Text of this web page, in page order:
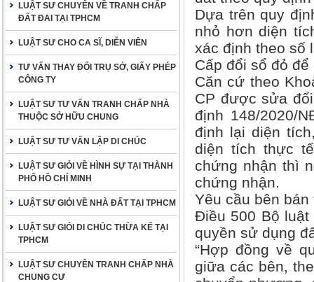
LUẬT SƯ CHUYÊN VỀ TRANH CHẤP
ĐẤT ĐAI TẠI TPHCM
LUẬT SƯ CHO CA SĨ, DIỄN VIÊN
TƯ VẤN THAY ĐỔI TRỤ SỞ, GIẤY PHÉP
CÔNG TY
LUẬT SƯ TƯ VẤN TRANH CHẤP NHÀ
THUỘC SỞ HỮU CHUNG
LUẬT SƯ TƯ VẤN LẬP DI CHÚC
LUẬT SƯ GIỎI VỀ HÌNH SỰ TẠI THÀNH
PHỐ HỒ CHÍ MINH
LUẬT SƯ GIỎI VỀ NHÀ ĐẤT TẠI TPHCM
LUẬT SƯ GIỎI DI CHÚC THỪA KẾ TẠI
TPHCM
LUẬT SƯ CHUYÊN TRANH CHẤP NHÀ
CHUNG CƯ
Dựa trên quy
nhỏ hơn diện
xác định theo số
Cấp đổi sổ đỏ
Căn cứ theo
CP được sửa
định 148/2020/
định lại diện
diện tích thực
chứng nhận thì
chứng nhận.
Yêu cầu bên
Điều 500 Bộ
quyền sử dụng
“Hợp đồng về
giữa các bên,